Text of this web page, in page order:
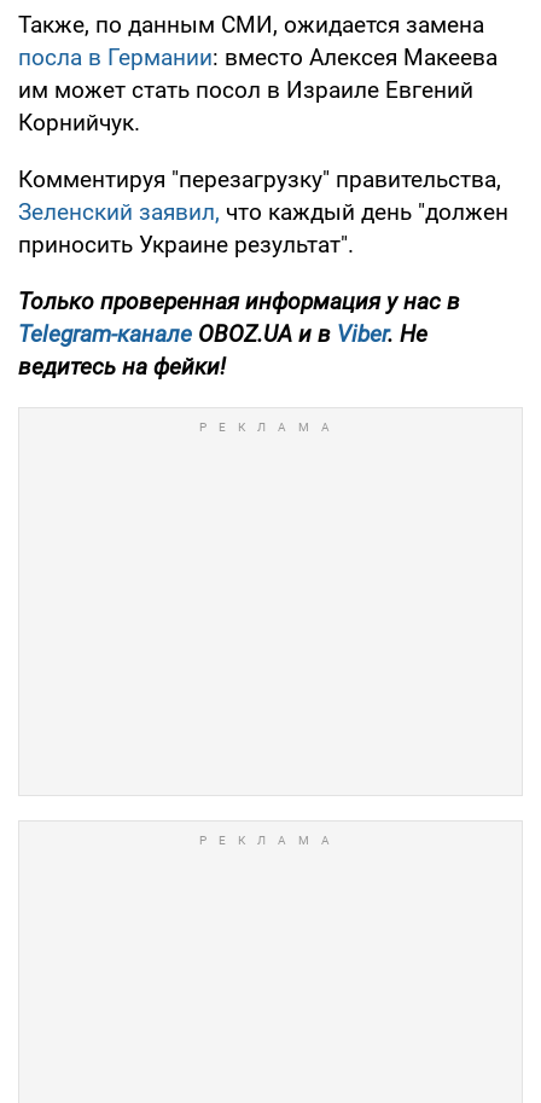
Также, по данным СМИ, ожидается замена
посла в Германии: вместо Алексея Макеева
им может стать посол в Израиле Евгений
Корнийчук.
Комментируя "перезагрузку" правительства,
Зеленский заявил, что каждый день "должен
приносить Украине результат".
Только проверенная информация у нас в
Telegram-канале OBOZ.UA и в Viber. Не
ведитесь на фейки!